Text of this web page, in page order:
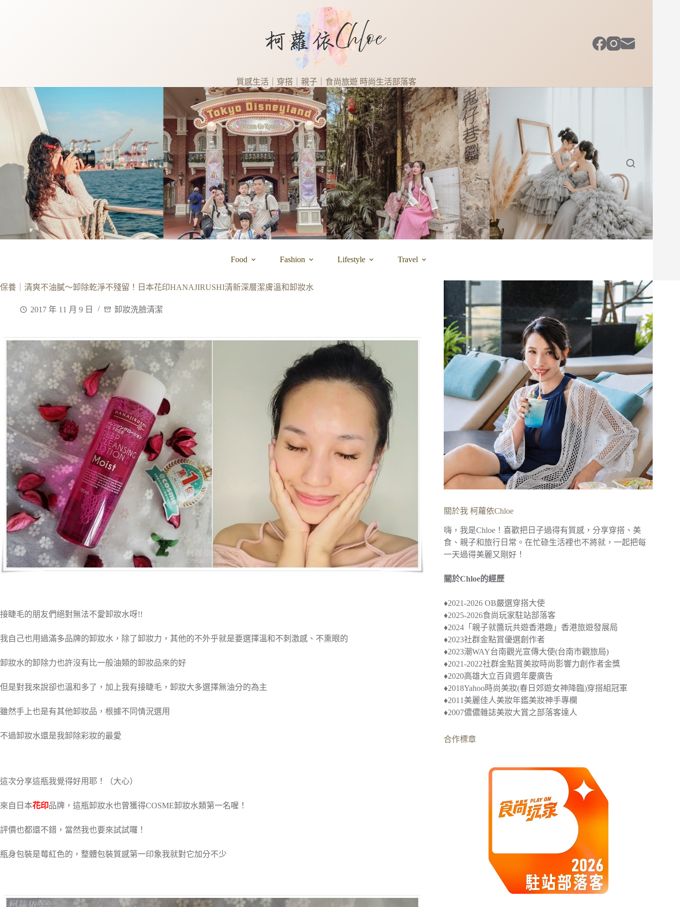
質感生活｜穿搭｜親子｜食尚旅遊 時尚生活部落客
Food Fashion Lifestyle Travel
保養｜清爽不油膩～卸除乾淨不殘留！日本花印HANAJIRUSHI清新深層潔膚溫和卸妝水
2017 年 11 月 9 日 卸妝洗臉清潔
接睫毛的朋友們絕對無法不愛卸妝水呀!!
我自己也用過滿多品牌的卸妝水，除了卸妝力，其他的不外乎就是要選擇溫和不刺激感、不熏眼的
卸妝水的卸除力也許沒有比一般油類的卸妝品來的好
但是對我來說卻也溫和多了，加上我有接睫毛，卸妝大多選擇無油分的為主
雖然手上也是有其他卸妝品，根據不同情況選用
不過卸妝水還是我卸除彩妝的最愛
這次分享這瓶我覺得好用耶！（大心）
來自日本花印品牌，這瓶卸妝水也曾獲得COSME卸妝水類第一名喔！
評價也都還不錯，當然我也要來試試囉！
瓶身包裝是莓紅色的，整體包裝質感第一印象我就對它加分不少
關於我 柯蘿依Chloe
嗨，我是Chloe！喜歡把日子過得有質感，分享穿搭、美
食、親子和旅行日常。在忙碌生活裡也不將就，一起把每
一天過得美麗又剛好！
關於Chloe的經歷
♦︎2021-2026 OB嚴選穿搭大使
♦︎2025-2026食尚玩家駐站部落客
♦︎2024 「親子就醬玩共遊香港趣」 香港旅遊發展局
♦︎2023社群金點賞優選創作者
♦︎2023潮WAY台南觀光宣傳大使(台南市觀旅局)
♦︎2021-2022社群金點賞美妝時尚影響力創作者金獎
♦︎2020高雄大立百貨週年慶廣告
♦︎2018Yahoo時尚美妝(春日郊遊女神降臨)穿搭組冠軍
♦︎2011美麗佳人美妝年鑑美妝神手專欄
♦︎2007儂儂雜誌美妝大賞之部落客達人
合作標章